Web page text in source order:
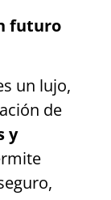
futuro
un lujo,
de
y